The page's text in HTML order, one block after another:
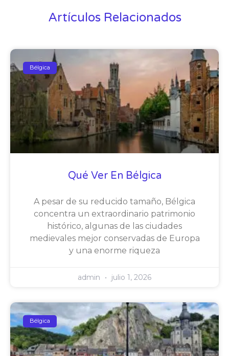
Artículos Relacionados
Bélgica
Qué Ver En Bélgica
A pesar de su reducido tamaño, Bélgica
concentra un extraordinario patrimonio
histórico, algunas de las ciudades
medievales mejor conservadas de Europa
y una enorme riqueza
admin julio 1, 2026
Bélgica